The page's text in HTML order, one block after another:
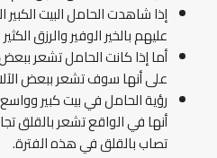
إذا شاهدت الحامل البيت
عليهم بالخير الوفير والرزق
أما إذا كانت الحامل تشعر
على أنها سوف تشعر ببعض
رؤية الحامل في بيت كبير
أنها في الواقع تشعر بالقلق
تصاب بالقلق في هذه الفترة.